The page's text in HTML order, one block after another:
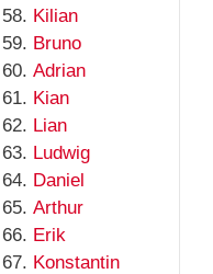
Kilian
Bruno
Adrian
Kian
Lian
Ludwig
Daniel
Arthur
Erik
Konstantin